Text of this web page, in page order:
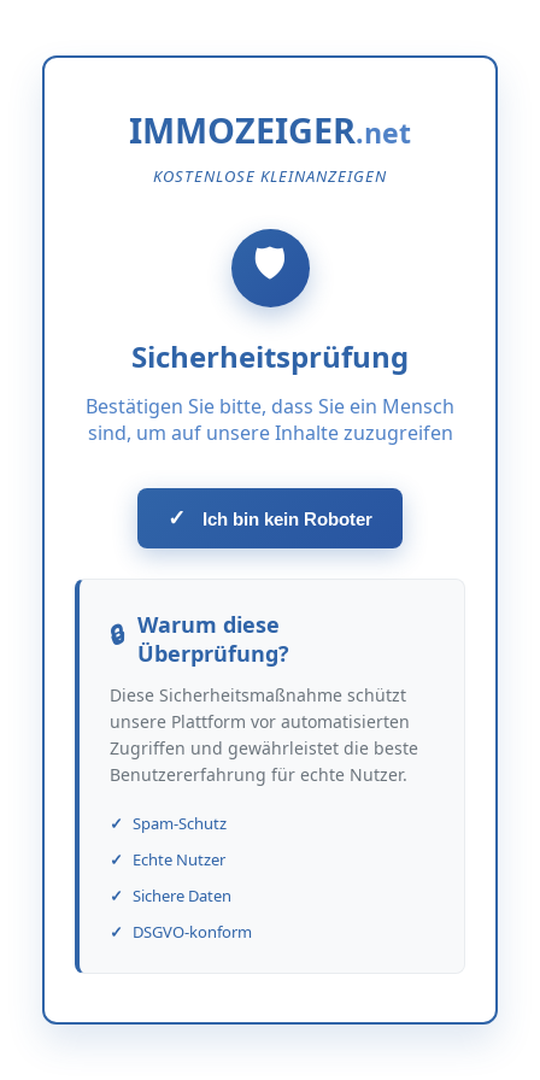
IMMOZEIGER
KOSTENLOSE KLEINANZEIGEN
Sicherheitsprüfung
Bestätigen Sie bitte, dass Sie ein Mensch
sind, um auf unsere Inhalte zuzugreifen
✓ Ich bin kein Roboter
Warum diese
Überprüfung?
Diese Sicherheitsmaßnahme schützt
unsere Plattform vor automatisierten
Zugriffen und gewährleistet die beste
Benutzererfahrung für echte Nutzer.
Spam-Schutz
Echte Nutzer
Sichere Daten
DSGVO-konform